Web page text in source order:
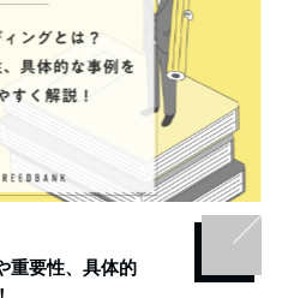
重要性、具体的